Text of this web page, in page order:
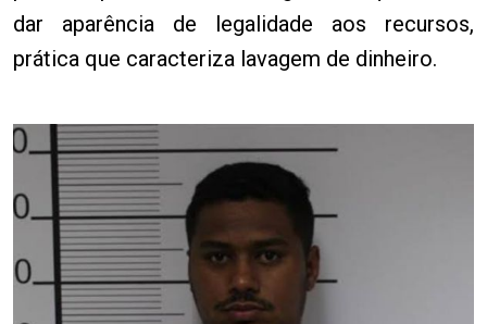
dar aparência de legalidade aos recursos,
prática que caracteriza lavagem de dinheiro.